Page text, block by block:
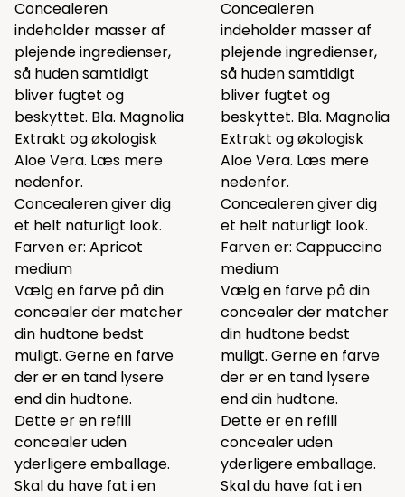
Concealeren
indeholder masser af
plejende ingredienser,
så huden samtidigt
bliver fugtet og
beskyttet. Bla. Magnolia
Extrakt og økologisk
Aloe Vera. Læs mere
nedenfor.
Concealeren giver dig
et helt naturligt look.
Farven er: Apricot
medium
Vælg en farve på din
concealer der matcher
din hudtone bedst
muligt. Gerne en farve
der er en tand lysere
end din hudtone.
Dette er en refill
concealer uden
yderligere emballage.
Skal du have fat i en
Concealeren
indeholder masser af
plejende ingredienser,
så huden samtidigt
bliver fugtet og
beskyttet. Bla. Magnolia
Extrakt og økologisk
Aloe Vera. Læs mere
nedenfor.
Concealeren giver dig
et helt naturligt look.
Farven er: Cappuccino
medium
Vælg en farve på din
concealer der matcher
din hudtone bedst
muligt. Gerne en farve
der er en tand lysere
end din hudtone.
Dette er en refill
concealer uden
yderligere emballage.
Skal du have fat i en